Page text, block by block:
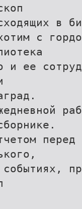
в
с
и ее
перед